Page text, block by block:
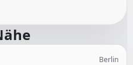
Berlin